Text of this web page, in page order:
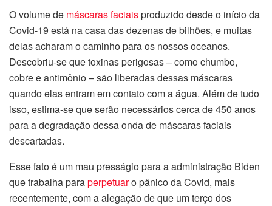
O volume de máscaras faciaisproduzido desde o início da
Covid-19 está na casa das dezenas de bilhões, e muitas
delas acharam o caminho para os nossos oceanos.
Descobriu-se que toxinas perigosas – como chumbo,
cobre e antimônio – são liberadas dessas máscaras
quando elas entram em contato com a água. Além de tudo
isso, estima-se que serão necessários cerca de 450 anos
para a degradação dessa onda de máscaras faciais
descartadas.
Esse fato é um mau presságio para a administração Biden
que trabalha paraperpetuaro pânico da Covid, mais
recentemente, com a alegação de que um terço dos